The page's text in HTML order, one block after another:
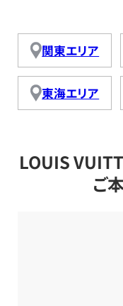
関東エリア
東海エリア
LOUIS
ご